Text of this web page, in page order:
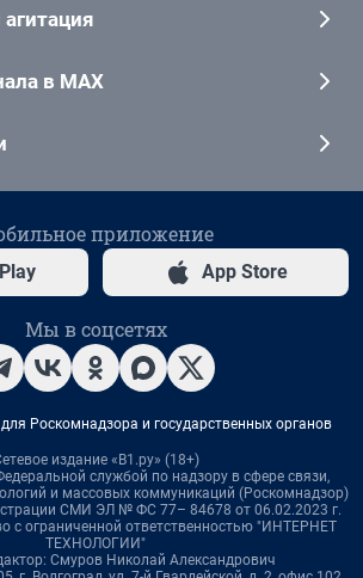
в MAX
приложение
App Store
Мы в соцсетях
Роскомнадзора и государственных органов
издание «В1.ру» (18+)
службой по надзору в сфере связи,
и массовых коммуникаций (Роскомнадзор)
СМИ ЭЛ № ФС 77– 84678 от 06.02.2023 г.
с ограниченной ответственностью "ИНТЕРНЕТ
ТЕХНОЛОГИИ"
Смуров Николай Александрович